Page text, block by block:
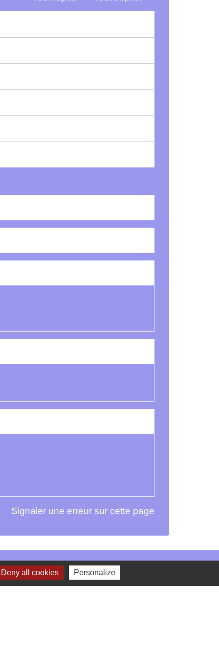
Signaler une erreur sur cette page
Deny all cookies Personalize